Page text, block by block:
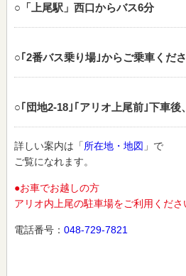
○「上尾駅」西口からバス6分
○｢2番バス乗り場｣からご乗車くだ
○｢団地2‐18｣｢アリオ上尾前｣下車後
詳しい案内は「所在地・地図 」で
ご覧になれます。
●お車でお越しの方
アリオ内上尾の駐車場をご利用くださ
電話番号： 048-729-7821